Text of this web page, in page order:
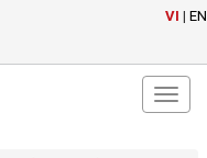
VI | EN